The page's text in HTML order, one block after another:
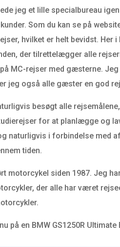
jeg et lille specialbureau
Som du kan se på
hvilket er helt bevidst. Her
der tilrettelægger alle
MC-rejser med gæsterne.
jeg også alle gæster en god
besøgt alle
for at planlægge og
naturligvis i forbindelse med
tiden.
motorcykel siden 1987. Jeg
der alle har været
på en BMW GS1250R Ultimate